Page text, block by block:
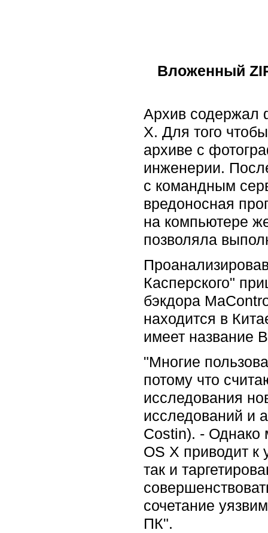
Вложенный
Архив содержал
X. Для того
архиве с
инженерии.
с командным
вредоносная
на компьютере
позволяла
Касперского"
бэкдора
находится в
имеет название
"Многие
потому что
исследования
исследований и
Costin). - Однако
OS X приводит к
так и
сочетание
ПК".